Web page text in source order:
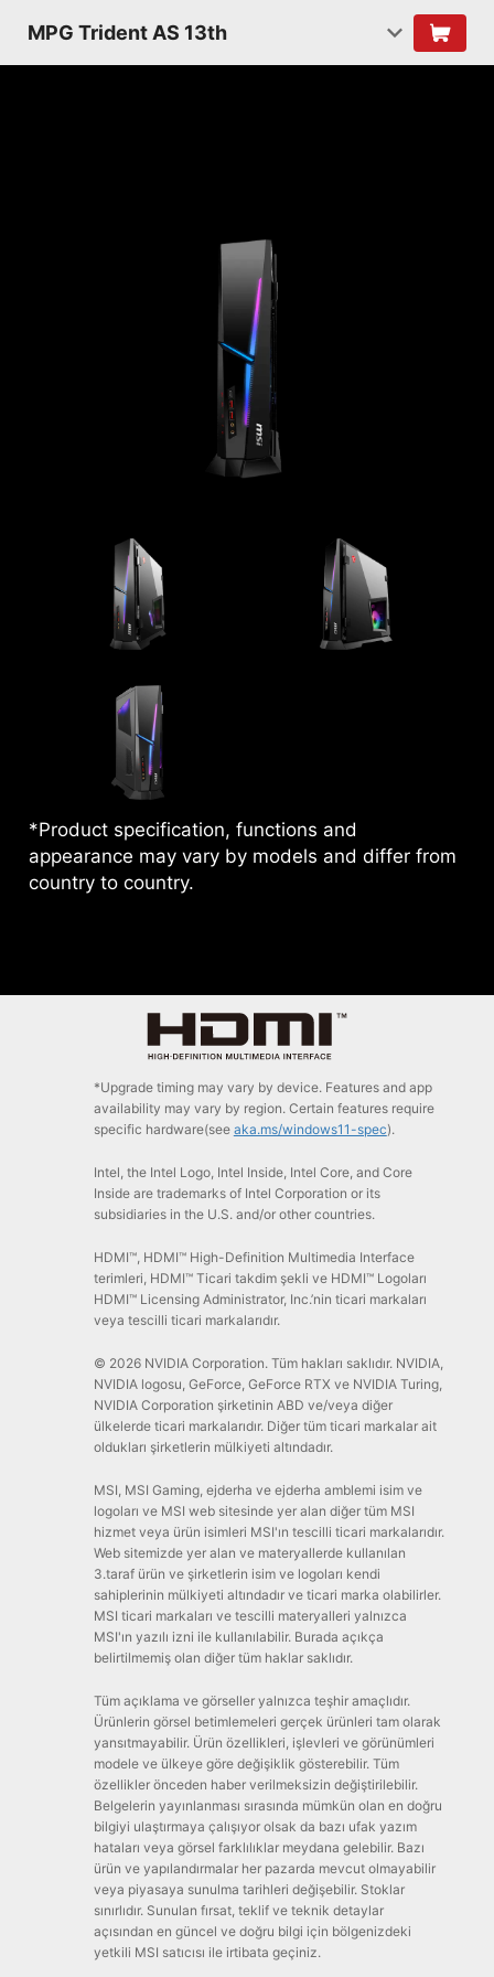
MPG Trident AS 13th
*Product specification, functions and
appearance may vary by models and differ from
country to country.
*Upgrade timing may vary by device. Features and app
availability may vary by region. Certain features require
specific hardware(see aka.ms/windows11-spec).
Intel, the Intel Logo, Intel Inside, Intel Core, and Core
Inside are trademarks of Intel Corporation or its
subsidiaries in the U.S. and/or other countries.
HDMI™, HDMI™ High-Definition Multimedia Interface
terimleri, HDMI™ Ticari takdim şekli ve HDMI™ Logoları
HDMI™ Licensing Administrator, Inc.’nin ticari markaları
veya tescilli ticari markalarıdır.
© 2026 NVIDIA Corporation. Tüm hakları saklıdır. NVIDIA,
NVIDIA logosu, GeForce, GeForce RTX ve NVIDIA Turing,
NVIDIA Corporation şirketinin ABD ve/veya diğer
ülkelerde ticari markalarıdır. Diğer tüm ticari markalar ait
oldukları şirketlerin mülkiyeti altındadır.
MSI, MSI Gaming, ejderha ve ejderha amblemi isim ve
logoları ve MSI web sitesinde yer alan diğer tüm MSI
hizmet veya ürün isimleri MSI'ın tescilli ticari markalarıdır.
Web sitemizde yer alan ve materyallerde kullanılan
3.taraf ürün ve şirketlerin isim ve logoları kendi
sahiplerinin mülkiyeti altındadır ve ticari marka olabilirler.
MSI ticari markaları ve tescilli materyalleri yalnızca
MSI'ın yazılı izni ile kullanılabilir. Burada açıkça
belirtilmemiş olan diğer tüm haklar saklıdır.
Tüm açıklama ve görseller yalnızca teşhir amaçlıdır.
Ürünlerin görsel betimlemeleri gerçek ürünleri tam olarak
yansıtmayabilir. Ürün özellikleri, işlevleri ve görünümleri
modele ve ülkeye göre değişiklik gösterebilir. Tüm
özellikler önceden haber verilmeksizin değiştirilebilir.
Belgelerin yayınlanması sırasında mümkün olan en doğru
bilgiyi ulaştırmaya çalışıyor olsak da bazı ufak yazım
hataları veya görsel farklılıklar meydana gelebilir. Bazı
ürün ve yapılandırmalar her pazarda mevcut olmayabilir
veya piyasaya sunulma tarihleri değişebilir. Stoklar
sınırlıdır. Sunulan fırsat, teklif ve teknik detaylar
açısından en güncel ve doğru bilgi için bölgenizdeki
yetkili MSI satıcısı ile irtibata geçiniz.